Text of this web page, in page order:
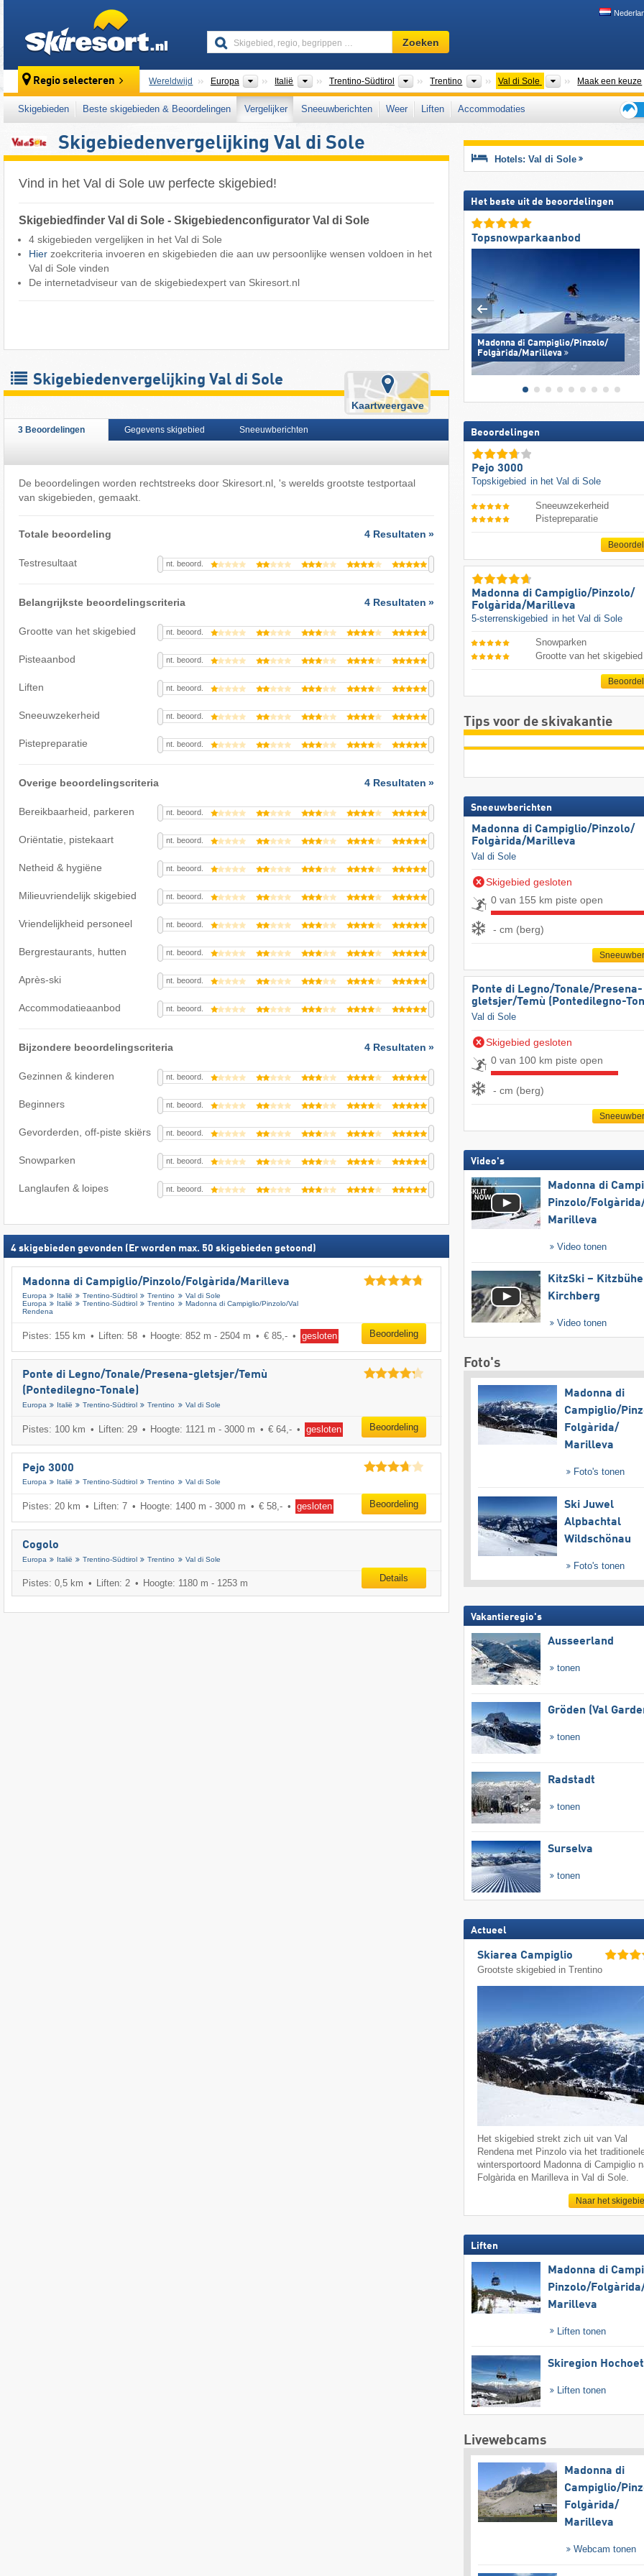
Skigebied,
regio,
…
Zoeken
Regio selecteren Wereldwijd Europa Continenten
Italië LandenTrentino-Südtirol Regio'sTrentino Toeristische regio's
Val di Sole Toeristische regio's
Maak een keuze
Skigebieden Beste skigebieden & Beoordelingen Vergelijker Sneeuwberichten Weer Liften
Accommodaties
voor
Skigebiedenvergelijking Val di Sole
Vind in het Val di Sole uw perfecte skigebied!
Skigebiedfinder Val di Sole - Skigebiedenconfigurator Val di Sole
4 skigebieden vergelijken in het Val di Sole
Hier zoekcriteria invoeren en skigebieden die aan uw persoonlijke wensen voldoen in het
Val di Sole vinden
De internetadviseur van de skigebiedexpert van Skiresort.nl
Skigebiedenvergelijking Val di Sole
Kaartweergave
3 Beoordelingen Gegevens skigebied Sneeuwberichten
De beoordelingen worden rechtstreeks door Skiresort.nl, 's werelds grootste testportaal
van skigebieden, gemaakt.
Totale beoordeling 4 Resultaten
Testresultaat nt. beoord.
Belangrijkste beoordelingscriteria 4 Resultaten
Grootte van het skigebied nt. beoord.
Pisteaanbod nt. beoord.
Liften nt. beoord.
Sneeuwzekerheid nt. beoord.
Pistepreparatie nt. beoord.
Overige beoordelingscriteria 4 Resultaten
Bereikbaarheid, parkeren nt. beoord.
Oriëntatie, pistekaart nt. beoord.
Netheid & hygiëne nt. beoord.
Milieuvriendelijk skigebied nt. beoord.
Vriendelijkheid personeel nt. beoord.
Bergrestaurants, hutten nt. beoord.
Après-ski nt. beoord.
Accommodatieaanbod nt. beoord.
Bijzondere beoordelingscriteria 4 Resultaten
Gezinnen & kinderen nt. beoord.
Beginners nt. beoord.
Gevorderden, off-piste skiërs nt. beoord.
Snowparken nt. beoord.
Langlaufen & loipes nt. beoord.
4 skigebieden gevonden (Er worden max. 50 skigebieden getoond)
Madonna di Campiglio/​Pinzolo/​Folgàrida/​Marilleva
Europa Italië Trentino-Südtirol Trentino
Val di Sole
Europa
Italië Trentino-Südtirol Trentino
Madonna di Campiglio/​Pinzolo/​Val
Rendena
Pistes: 155 km Liften: 58 Hoogte: 852 m - 2504 m € 85,- gesloten Beoordeling
Ponte di Legno/​​Tonale/​​Presena-gletsjer/​​Temù
(Pontedilegno-Tonale)
Europa Italië Trentino-Südtirol Trentino Val di Sole
Pistes: 100 km Liften: 29 Hoogte: 1121 m - 3000 m € 64,- gesloten Beoordeling
Pejo 3000
Europa Italië Trentino-Südtirol Trentino Val di Sole
Pistes: 20 km Liften: 7 Hoogte: 1400 m - 3000 m € 58,- gesloten Beoordeling
Cogolo
Europa Italië Trentino-Südtirol Trentino Val di Sole
Pistes: 0,5 km Liften: 2 Hoogte: 1180 m - 1253 m Details
Hotels: Val di Sole
Het beste uit de beoordelingen
Topsnowparkaanbod
Madonna di Campiglio/​Pinzolo/​
Folgàrida/​Marilleva
Beoordelingen
Pejo 3000
Topskigebied in het Val di Sole
Sneeuwzekerheid
Pistepreparatie
Madonna di Campiglio/​Pinzolo/​
Folgàrida/​Marilleva
5-sterrenskigebied in het Val di Sole
Snowparken
Grootte van het skigebied
Tips voor de skivakantie
Sneeuwberichten
Madonna di Campiglio/​Pinzolo/​
Folgàrida/​Marilleva
Val di Sole
Skigebied gesloten
0 van 155 km piste open
- cm (berg)
Ponte di Legno/​​Tonale/​​Presena-
gletsjer/​​Temù (Pontedilegno-
Val di Sole
Skigebied gesloten
0 van 100 km piste open
- cm (berg)
Video's
Madonna di
Pinzolo/​
Marilleva
Video tonen
KitzSki –
Kirchberg
Video tonen
Foto's
Madonna di
Campiglio/​
Folgàrida/​
Marilleva
Foto's tonen
Ski Juwel
Alpbachtal
Wildschönau
Foto's tonen
Vakantieregio's
Ausseerland
tonen
Gröden (Val
tonen
Radstadt
tonen
Surselva
tonen
Actueel
Skiarea Campiglio
Grootste skigebied in Trentino
Het skigebied strekt zich uit van Val
Rendena met Pinzolo via het
wintersportoord Madonna di Campiglio
Folgàrida en Marilleva in Val di Sole.
Naar het
Liften
Madonna di
Pinzolo/​
Marilleva
Liften tonen
Skiregion
Liften tonen
Livewebcams
Madonna di
Campiglio/​
Folgàrida/​
Marilleva
Webcam tonen